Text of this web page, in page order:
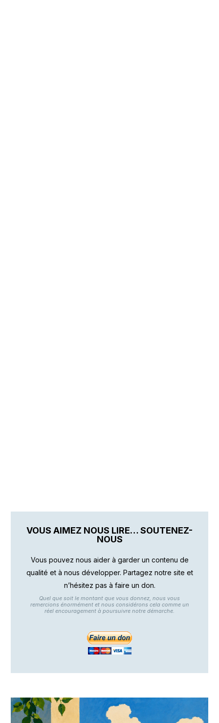
VOUS AIMEZ NOUS LIRE… SOUTENEZ-
NOUS
Vous pouvez nous aider à garder un contenu de
qualité et à nous développer. Partagez notre site et
n’hésitez pas à faire un don.
Quel que soit le montant que vous donnez, nous vous
remercions énormément et nous considérons cela comme un
réel encouragement à poursuivre notre démarche.